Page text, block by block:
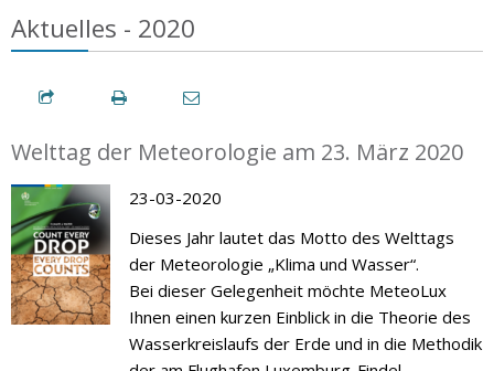
Aktuelles - 2020
Welttag der Meteorologie am 23. März 2020
23-03-2020
Dieses Jahr lautet das Motto des Welttags
der Meteorologie „Klima und Wasser“.
Bei dieser Gelegenheit möchte MeteoLux
Ihnen einen kurzen Einblick in die Theorie des
Wasserkreislaufs der Erde und in die Methodik